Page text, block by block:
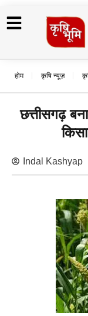
होम कृषि न्यूज़
छत्तीसगढ़
Indal Kashyap